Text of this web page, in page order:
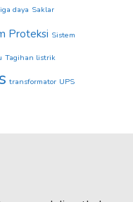
daya Saklar
Proteksi Sistem
Tagihan listrik
transformator UPS